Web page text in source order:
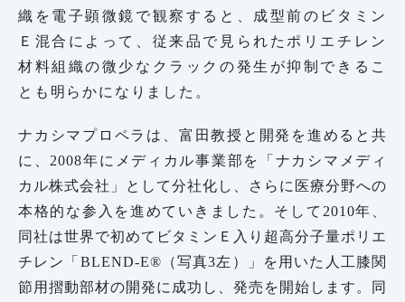
織を電子顕微鏡で観察すると、成型前のビタミン
Ｅ混合によって、従来品で見られたポリエチレン
材料組織の微少なクラックの発生が抑制できるこ
とも明らかになりました。
ナカシマプロペラは、富田教授と開発を進めると共
に、2008年にメディカル事業部を「ナカシマメディ
カル株式会社」として分社化し、さらに医療分野への
本格的な参入を進めていきました。そして2010年、
同社は世界で初めてビタミンＥ入り超高分子量ポリエ
チレン「BLEND-E®（写真3左）」を用いた人工膝関
節用摺動部材の開発に成功し、発売を開始します。同